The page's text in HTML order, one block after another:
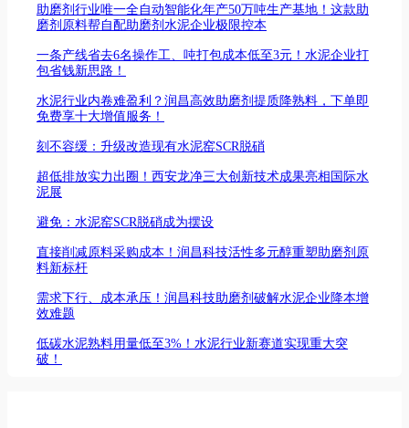
助磨剂行业唯一全自动智能化年产50万吨生产基地！这款助
磨剂原料帮自配助磨剂水泥企业极限控本
一条产线省去6名操作工、吨打包成本低至3元！水泥企业打
包省钱新思路！
水泥行业内卷难盈利？润昌高效助磨剂提质降熟料，下单即
免费享十大增值服务！
刻不容缓：升级改造现有水泥窑SCR脱硝
超低排放实力出圈！西安龙净三大创新技术成果亮相国际水
泥展
避免：水泥窑SCR脱硝成为摆设
直接削减原料采购成本！润昌科技活性多元醇重塑助磨剂原
料新标杆
需求下行、成本承压！润昌科技助磨剂破解水泥企业降本增
效难题
低碳水泥熟料用量低至3%！水泥行业新赛道实现重大突
破！